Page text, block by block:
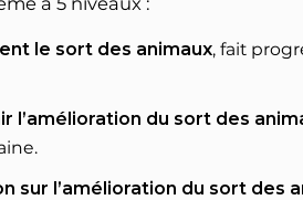
le sort des animaux, fait
l’amélioration du sort des
sur l’amélioration du sort des